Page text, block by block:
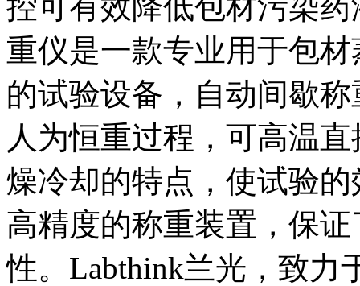
重仪是一款专业用于包
的试验设备，自动间歇
人为恒重过程，可高温
燥冷却的特点，使试验
高精度的称重装置，保
性。Labthink兰光，致力